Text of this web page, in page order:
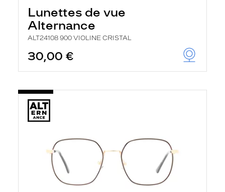
Lunettes de vue
Alternance
ALT24108 900 VIOLINE CRISTAL
30,00 €